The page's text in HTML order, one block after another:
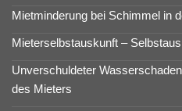
Mietminderung bei Schimmel in
Mieterselbstauskunft –
Unverschuldeter
des Mieters